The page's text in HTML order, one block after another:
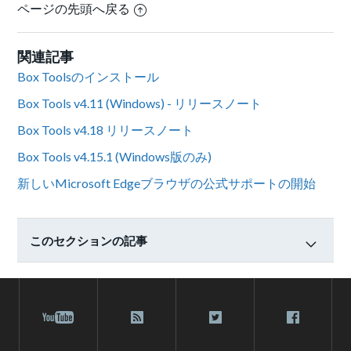
ページの先頭へ戻る
関連記事
Box Toolsのインストール
Box Tools v4.11 (Windows) - リリースノート
Box Tools v4.18 リリースノート
Box Tools v4.15.1 (Windows版のみ)
新しいMicrosoft Edgeブラウザの公式サポートの開始
このセクションの記事